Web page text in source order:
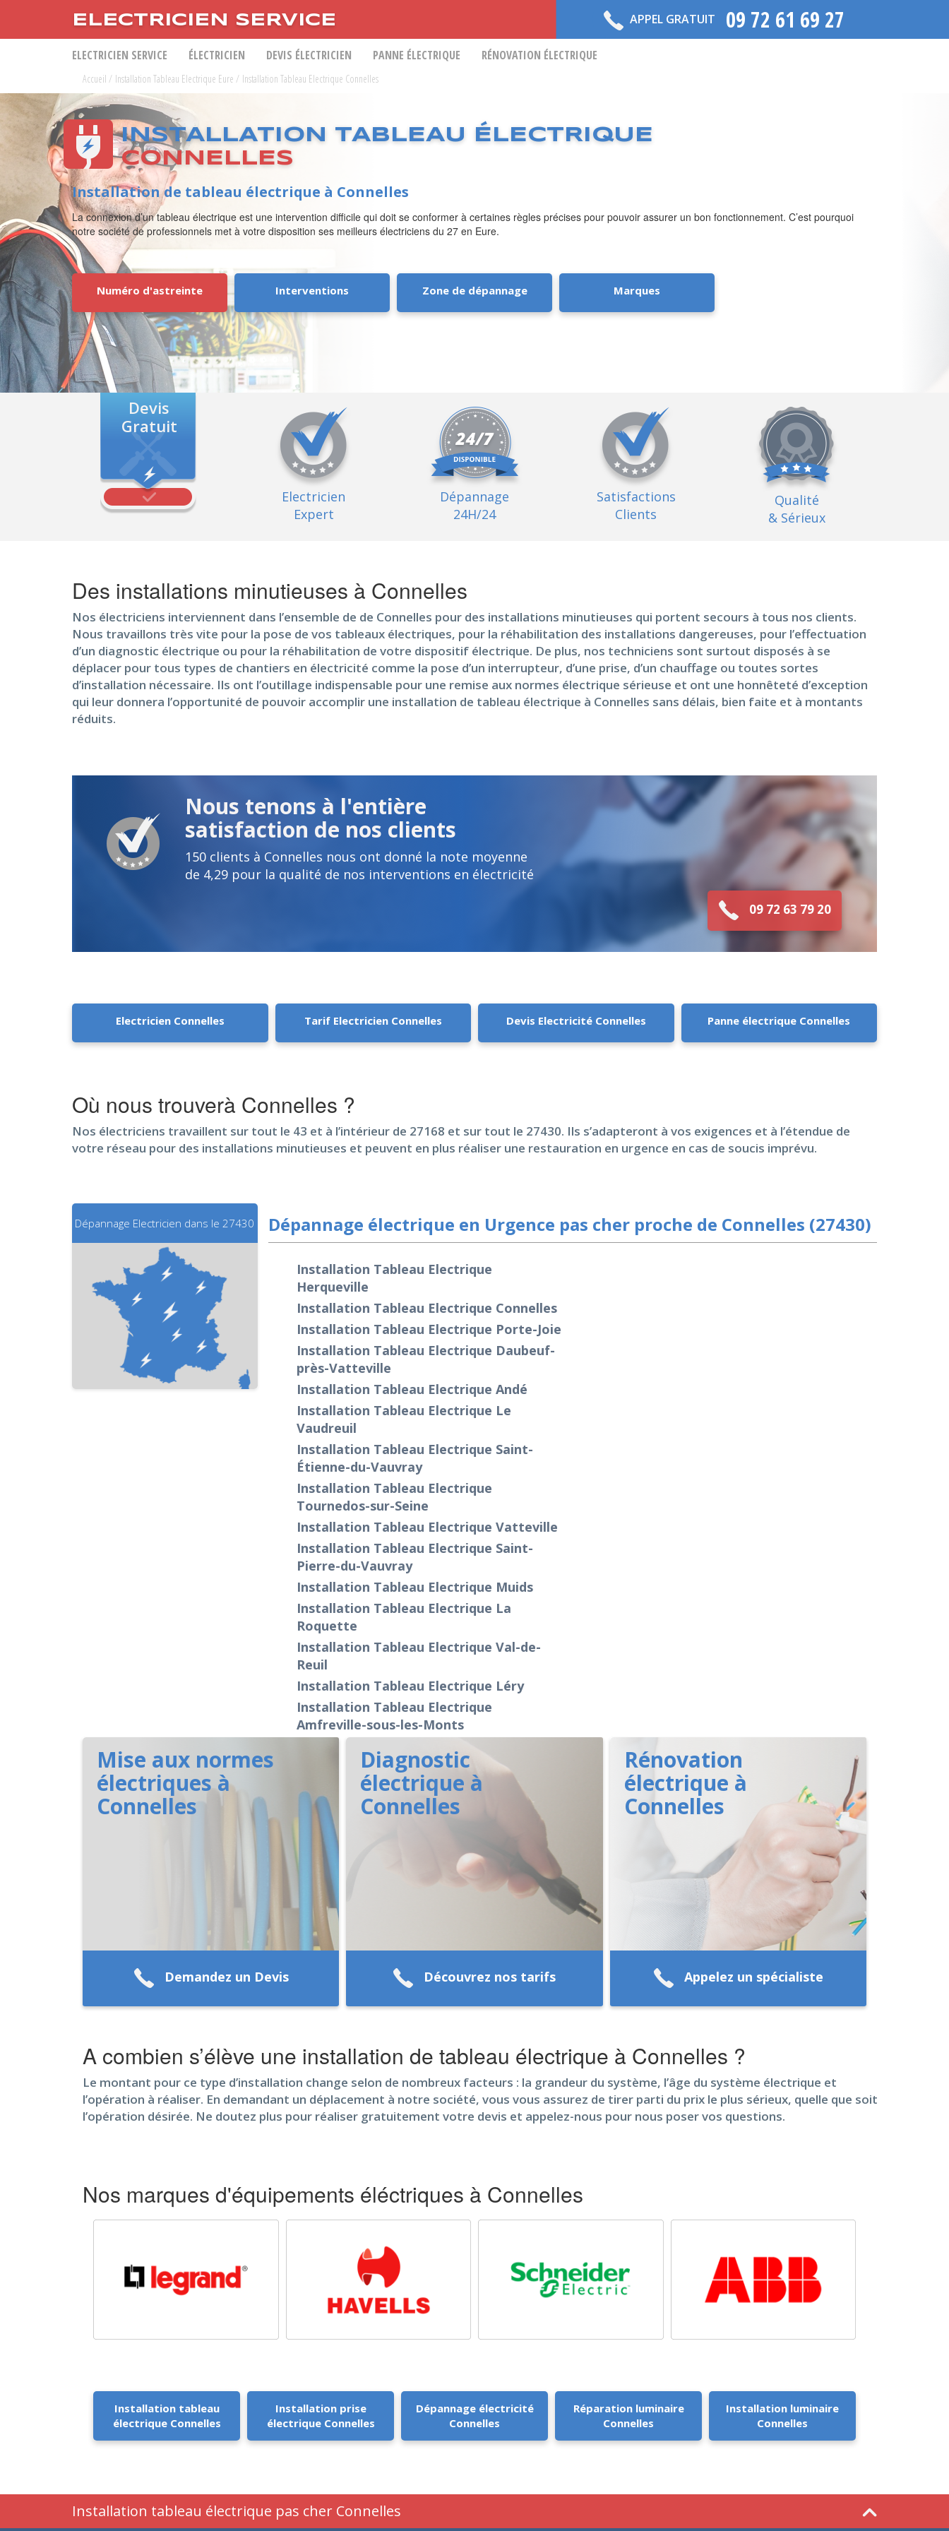
ELECTRICIEN SERVICE APPEL GRATUIT 09 72 61 69 27
ELECTRICIEN SERVICE ÉLECTRICIEN DEVIS ÉLECTRICIEN PANNE ÉLECTRIQUE RÉNOVATION ÉLECTRIQUE
Accueil / Installation Tableau Electrique Eure / Installation Tableau Electrique Connelles
INSTALLATION TABLEAU ÉLECTRIQUE
CONNELLES
Installation de tableau électrique à Connelles
La connexion d’un tableau électrique est une intervention difficile qui doit se conformer à certaines règles précises pour pouvoir assurer un bon fonctionnement. C’est pourquoi
notre société de professionnels met à votre disposition ses meilleurs électriciens du 27 en Eure.
Numéro d'astreinte Interventions Zone de dépannage Marques
Devis
Gratuit
Electricien
Expert
Dépannage
24H/24
Satisfactions
Clients
Qualité
& Sérieux
Des installations minutieuses à Connelles
Nos électriciens interviennent dans l’ensemble de de Connelles pour des installations minutieuses qui portent secours à tous nos clients.
Nous travaillons très vite pour la pose de vos tableaux électriques, pour la réhabilitation des installations dangereuses, pour l’effectuation
d’un diagnostic électrique ou pour la réhabilitation de votre dispositif électrique. De plus, nos techniciens sont surtout disposés à se
déplacer pour tous types de chantiers en électricité comme la pose d’un interrupteur, d’une prise, d’un chauffage ou toutes sortes
d’installation nécessaire. Ils ont l’outillage indispensable pour une remise aux normes électrique sérieuse et ont une honnêteté d’exception
qui leur donnera l’opportunité de pouvoir accomplir une installation de tableau électrique à Connelles sans délais, bien faite et à montants
réduits.
Nous tenons à l'entière
satisfaction de nos clients
150 clients à Connelles nous ont donné la note moyenne
de 4,29 pour la qualité de nos interventions en électricité
09 72 63 79 20
Electricien Connelles Tarif Electricien Connelles Devis Electricité Connelles Panne électrique Connelles
Où nous trouverà Connelles ?
Nos électriciens travaillent sur tout le 43 et à l’intérieur de 27168 et sur tout le 27430. Ils s’adapteront à vos exigences et à l’étendue de
votre réseau pour des installations minutieuses et peuvent en plus réaliser une restauration en urgence en cas de soucis imprévu.
Dépannage Electricien dans le 27430 Dépannage électrique en Urgence pas cher proche de Connelles (27430)
Installation Tableau Electrique
Herqueville
Installation Tableau Electrique Connelles
Installation Tableau Electrique Porte-Joie
Installation Tableau Electrique Daubeuf-
près-Vatteville
Installation Tableau Electrique Andé
Installation Tableau Electrique Le
Vaudreuil
Installation Tableau Electrique Saint-
Étienne-du-Vauvray
Installation Tableau Electrique
Tournedos-sur-Seine
Installation Tableau Electrique Vatteville
Installation Tableau Electrique Saint-
Pierre-du-Vauvray
Installation Tableau Electrique Muids
Installation Tableau Electrique La
Roquette
Installation Tableau Electrique Val-de-
Reuil
Installation Tableau Electrique Léry
Installation Tableau Electrique
Amfreville-sous-les-Monts
Mise aux normes
électriques à
Connelles
Demandez un Devis
Diagnostic
électrique à
Connelles
Découvrez nos tarifs
Rénovation
électrique à
Connelles
Appelez un spécialiste
A combien s’élève une installation de tableau électrique à Connelles ?
Le montant pour ce type d’installation change selon de nombreux facteurs : la grandeur du système, l’âge du système électrique et
l’opération à réaliser. En demandant un déplacement à notre société, vous vous assurez de tirer parti du prix le plus sérieux, quelle que soit
l’opération désirée. Ne doutez plus pour réaliser gratuitement votre devis et appelez-nous pour nous poser vos questions.
Nos marques d'équipements éléctriques à Connelles
Installation tableau
électrique Connelles
Installation prise
électrique Connelles
Dépannage électricité
Connelles
Réparation luminaire
Connelles
Installation luminaire
Connelles
Installation tableau électrique pas cher Connelles